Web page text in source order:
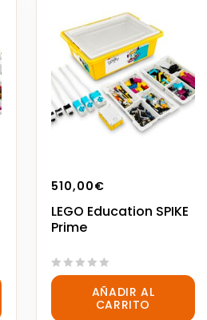
510,00€
LEGO Education SPIKE
Prime
0
AÑADIR AL
CARRITO